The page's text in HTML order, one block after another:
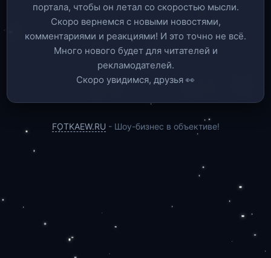
портала, чтобы он летал со скоростью мысли.
Скоро вернемся c новыми новостями,
комментариями и реакциями! И это точно не всё.
Много нового будет для читателей и
рекламодателей.
Скоро увидимся, друзья 👀
FOTKAEW.RU - Шоу-бизнес в объективе!